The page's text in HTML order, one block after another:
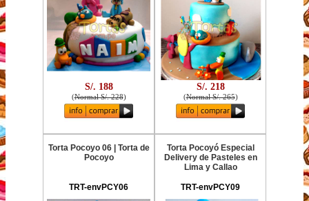
S/. 188
(Normal S/. 228)
S/. 218
(Normal S/. 265)
Torta Pocoyo 06 | Torta de
Pocoyo
TRT-envPCY06
Torta Pocoyó Especial
Delivery de Pasteles en
Lima y Callao
TRT-envPCY09